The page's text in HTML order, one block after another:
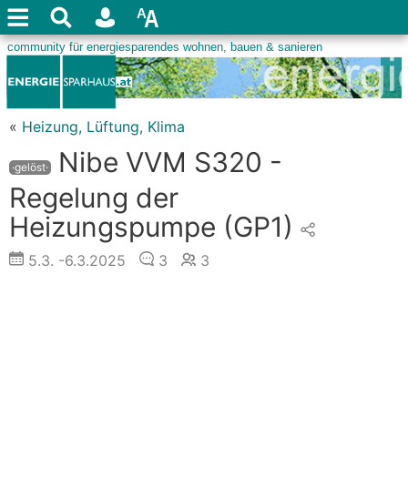
« Heizung, Lüftung, Klima
·gelöst·
Nibe VVM S320 -
Regelung der
Heizungspumpe (GP1)
5.3. -6.3.2025 3 3